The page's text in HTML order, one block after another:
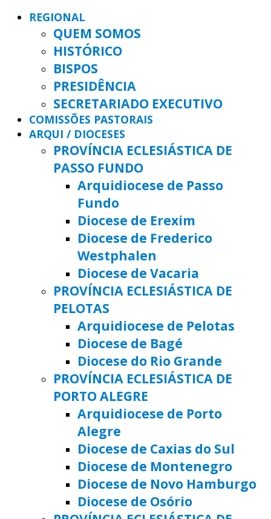
REGIONAL
QUEM SOMOS
HISTÓRICO
BISPOS
PRESIDÊNCIA
SECRETARIADO EXECUTIVO
COMISSÕES PASTORAIS
ARQUI / DIOCESES
PROVÍNCIA ECLESIÁSTICA DE
PASSO FUNDO
Arquidiocese de Passo
Fundo
Diocese de Erexim
Diocese de Frederico
Westphalen
Diocese de Vacaria
PROVÍNCIA ECLESIÁSTICA DE
PELOTAS
Arquidiocese de Pelotas
Diocese de Bagé
Diocese do Rio Grande
PROVÍNCIA ECLESIÁSTICA DE
PORTO ALEGRE
Arquidiocese de Porto
Alegre
Diocese de Caxias do Sul
Diocese de Montenegro
Diocese de Novo Hamburgo
Diocese de Osório